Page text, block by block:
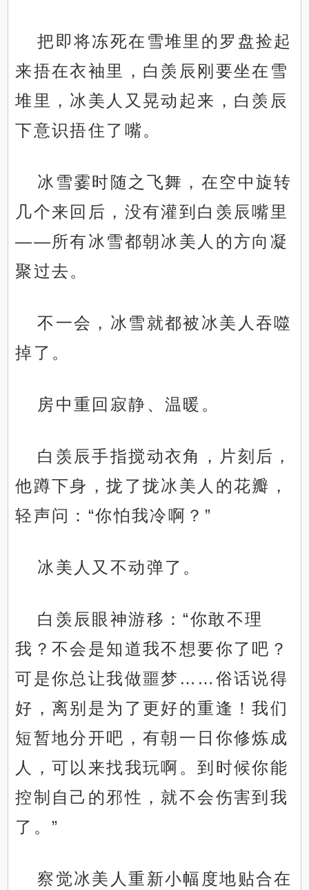
把即将冻死在雪堆里的罗盘捡起
来捂在衣袖里，白羡辰刚要坐在雪
堆里，冰美人又晃动起来，白羡辰
下意识捂住了嘴。
冰雪霎时随之飞舞，在空中旋转
几个来回后，没有灌到白羡辰嘴里
——所有冰雪都朝冰美人的方向凝
聚过去。
不一会，冰雪就都被冰美人吞噬
掉了。
房中重回寂静、温暖。
白羡辰手指搅动衣角，片刻后，
他蹲下身，拢了拢冰美人的花瓣，
轻声问：“你怕我冷啊？”
冰美人又不动弹了。
白羡辰眼神游移：“你敢不理
我？不会是知道我不想要你了吧？
可是你总让我做噩梦……俗话说得
好，离别是为了更好的重逢！我们
短暂地分开吧，有朝一日你修炼成
人，可以来找我玩啊。到时候你能
控制自己的邪性，就不会伤害到我
了。”
察觉冰美人重新小幅度地贴合在